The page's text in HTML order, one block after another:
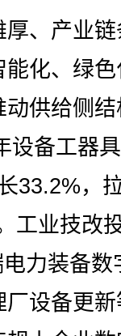
、产业链
能化、绿
供给侧
设备工器
33.2%，
工业技改
力装备数
设备更